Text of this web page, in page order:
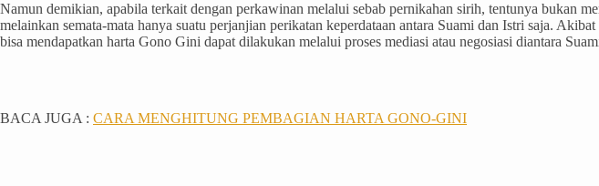
Namun demikian, apabila terkait dengan perkawinan melalui sebab pernikahan sirih, tentunya bukan
melainkan semata-mata hanya suatu perjanjian perikatan keperdataan antara Suami dan Istri saja.
bisa mendapatkan harta Gono Gini dapat dilakukan melalui proses mediasi atau negosiasi diantara
BACA JUGA : CARA MENGHITUNG PEMBAGIAN HARTA GONO-GINI